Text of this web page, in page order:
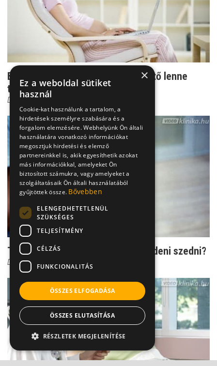
Babák szívbetegsége - megelőzhető lenne
természetesen?
Dr. Gyovai Gabriella
Terhesvitaminok - Mikor kell elkezdeni szedni?
Dr. Gyovai Gabriella
×
Ez a weboldal sütiket
használ
Cookie-kat használunk a tartalom, a
hirdetések személyre szabására és a
forgalom elemzésére. Webhelyünk Ön általi
használatára vonatkozó információkat
megosztjuk hirdetési és elemző
partnereinkkel is, akik egyesíthetik azokat
más információkkal, amelyeket Ön
biztosított számukra, vagy amelyeket a
szolgáltatásaik Ön általi használatából
gyűjtöttek össze. Bővebben
ELENGEDHETETLENÜL
SZÜKSÉGES
TELJESÍTMÉNY
CÉLZÁS
FUNKCIONALITÁS
ÖSSZES ELFOGADÁSA
ÖSSZES ELUTASÍTÁSA
RÉSZLETEK MEGJELENÍTÉSE